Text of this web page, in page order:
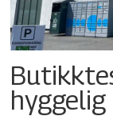
hyggelig